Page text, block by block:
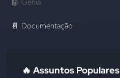
🤖 Gênia
📄 Documentação
🔥 Assuntos Populares